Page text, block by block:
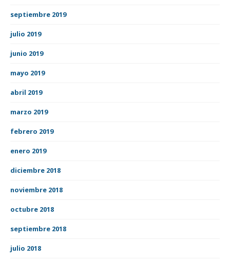
septiembre 2019
julio 2019
junio 2019
mayo 2019
abril 2019
marzo 2019
febrero 2019
enero 2019
diciembre 2018
noviembre 2018
octubre 2018
septiembre 2018
julio 2018